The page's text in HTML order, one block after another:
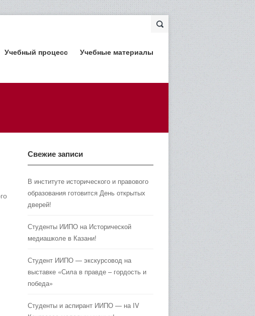
Учебный процесс Учебные материалы
Свежие записи
В институте исторического и правового
образования готовится День открытых
дверей!
Студенты ИИПО на Исторической
медиашколе в Казани!
Студент ИИПО — экскурсовод на
выставке «Сила в правде – гордость и
победа»
Студенты и аспирант ИИПО — на IV